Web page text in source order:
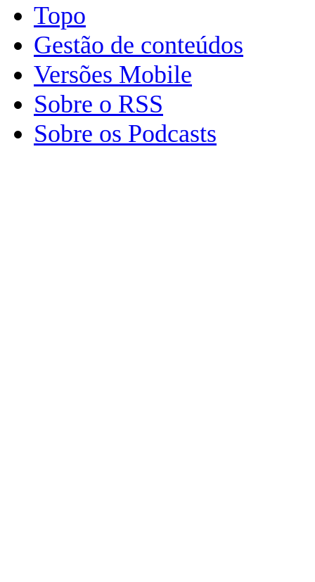
Topo
Gestão de conteúdos
Versões Mobile
Sobre o RSS
Sobre os Podcasts